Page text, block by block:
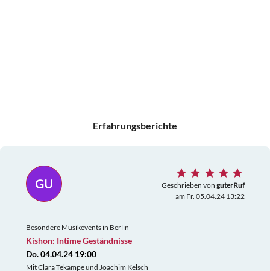
Erfahrungsberichte
GU Geschrieben von guterRuf
am Fr. 05.04.24 13:22
Besondere Musikevents in Berlin
Kishon: Intime Geständnisse
Do. 04.04.24 19:00
Mit Clara Tekampe und Joachim Kelsch